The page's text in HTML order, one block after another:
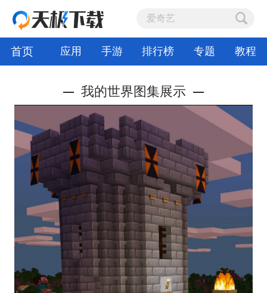
首页 应用 手游 排行榜 专题 教程
我的世界图集展示